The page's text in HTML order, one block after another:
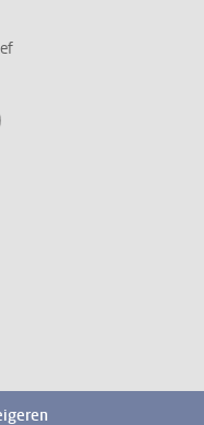
linkedin
op instagram
ons op mastodon